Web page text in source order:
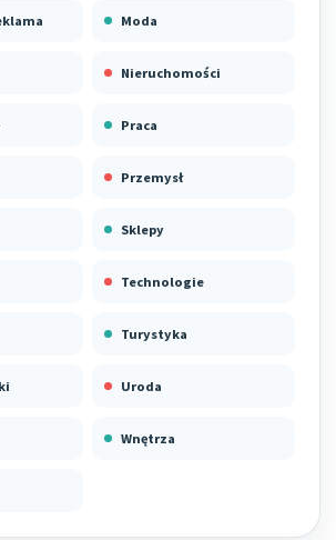
Moda
Nieruchomości
Praca
Przemysł
Sklepy
Technologie
Turystyka
Uroda
Wnętrza